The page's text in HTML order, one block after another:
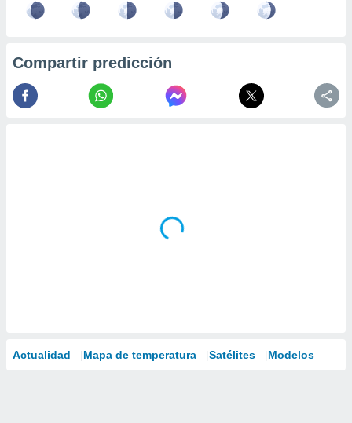
Compartir predicción
Actualidad Mapa de temperatura Satélites Modelos